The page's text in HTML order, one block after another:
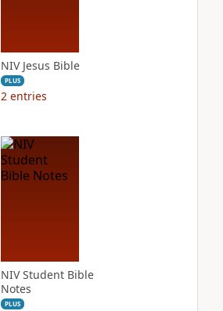
NIV Jesus Bible
PLUS
2 entries
NIV Student Bible
Notes
PLUS